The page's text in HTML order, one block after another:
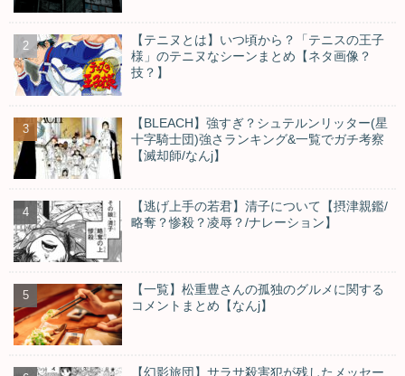
【テニヌとは】いつ頃から？「テニスの王子
様」のテニヌなシーンまとめ【ネタ画像？
技？】
【BLEACH】強すぎ？シュテルンリッター(星
十字騎士団)強さランキング&一覧でガチ考察
【滅却師/なんj】
【逃げ上手の若君】清子について【摂津親鑑/
略奪？惨殺？凌辱？/ナレーション】
【一覧】松重豊さんの孤独のグルメに関する
コメントまとめ【なんj】
【幻影旅団】サラサ殺害犯が残したメッセー